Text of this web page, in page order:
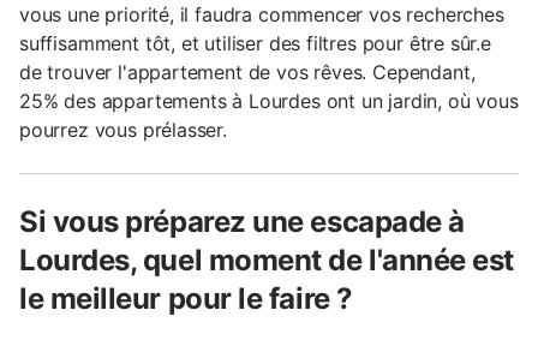
vous une priorité, il faudra commencer vos recherches
suffisamment tôt, et utiliser des filtres pour être sûr.e
de trouver l'appartement de vos rêves. Cependant,
25% des appartements à Lourdes ont un jardin, où vous
pourrez vous prélasser.
Si vous préparez une escapade à
Lourdes, quel moment de l'année est
le meilleur pour le faire ?